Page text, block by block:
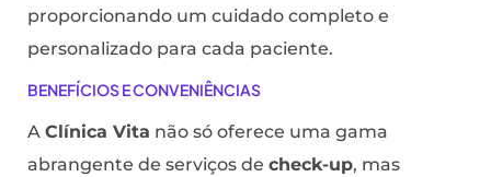
proporcionando um cuidado completo e
personalizado para cada paciente.
BENEFÍCIOS E CONVENIÊNCIAS
A Clínica Vita não só oferece uma gama
abrangente de serviços de check-up, mas